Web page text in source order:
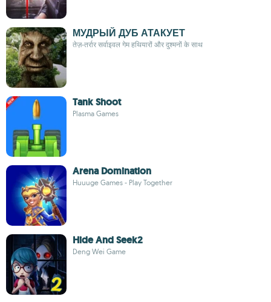
МУДРЫЙ ДУБ АТАКУЕТ
तेज़-तर्रार सर्वाइवल गेम हथियारों और दुश्मनों के साथ
Tank Shoot
Plasma Games
Arena Domination
Huuuge Games - Play Together
Hide And Seek2
Deng Wei Game